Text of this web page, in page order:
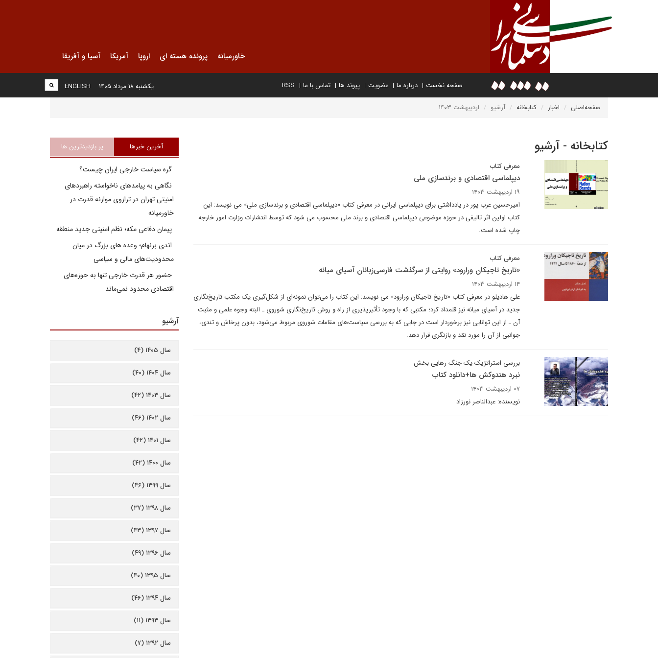
خاورمیانه پرونده هسته ای اروپا آمریکا آسیا و آفریقا
صفحه نخست درباره ما عضویت پیوند ها تماس با ما RSS
ENGLISH یکشنبه ۱۸ مرداد ۱۴۰۵
صفحه‌اصلی اخبار کتابخانه آرشیو اردیبهشت ۱۴۰۳
کتابخانه - آرشیو
معرفی کتاب
دیپلماسی اقتصادی و برندسازی ملی
۱۹ اردیبهشت ۱۴۰۳
امیرحسین عرب پور در یادداشتی برای دیپلماسی ایرانی در معرفی کتاب «دیپلماسی اقتصادی و برندسازی ملی» می نویسد: این
کتاب اولین اثر تالیفی در حوزه موضوعی دیپلماسی اقتصادی و برند ملی محسوب می شود که توسط انتشارات وزارت امور خارجه
چاپ شده است.
معرفی کتاب
«تاریخ تاجیکان ورارود» روایتی از سرگذشت فارسی‌زبانان آسیای میانه
۱۴ اردیبهشت ۱۴۰۳
علی هادیلو در معرفی کتاب «تاریخ تاجیکان ورارود» می نویسد: این کتاب را می‌توان نمونه‌ای از شکل‌گیری یک مکتب تاریخ‌نگاری
جدید در آسیای میانه نیز قلمداد کرد؛ مکتبی که با وجود تأثیرپذیری از راه و روش تاریخ‌نگاری شوروی ـ البته وجوه علمی و مثبت
آن ـ از این توانایی نیز برخوردار است در جایی که به بررسی سیاست‌های مقامات شوروی مربوط می‌شود، بدون پرخاش و تندی،
جوانبی از آن را مورد نقد و بازنگری قرار دهد.
بررسی استراتژیک یک جنگ رهایی بخش
نبرد هندوکش ها+دانلود کتاب
۰۷ اردیبهشت ۱۴۰۳
نویسنده: عبدالناصر نورزاد
آخرین خبرها پر بازدیدترین ها
گره سیاست خارجی ایران چیست؟
نگاهی به پیامدهای ناخواسته راهبردهای
امنیتی تهران در ترازوی موازنه قدرت در
خاورمیانه
پیمان دفاعی مکه؛ نظم امنیتی جدید منطقه
اندی برنهام؛ وعده های بزرگ در میان
محدودیت‌های مالی و سیاسی
حضور هر قدرت خارجی تنها به حوزه‌های
اقتصادی محدود نمی‌ماند
آرشیو
سال ۱۴۰۵ (۴)
سال ۱۴۰۴ (۴۰)
سال ۱۴۰۳ (۴۲)
سال ۱۴۰۲ (۴۶)
سال ۱۴۰۱ (۴۲)
سال ۱۴۰۰ (۴۲)
سال ۱۳۹۹ (۴۶)
سال ۱۳۹۸ (۳۷)
سال ۱۳۹۷ (۴۳)
سال ۱۳۹۶ (۴۹)
سال ۱۳۹۵ (۴۰)
سال ۱۳۹۴ (۴۶)
سال ۱۳۹۳ (۱۱)
سال ۱۳۹۲ (۷)